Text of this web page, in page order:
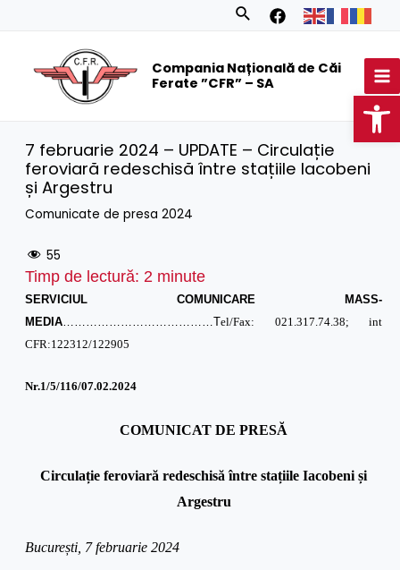
Search
Compania Națională de Căi
Ferate ”CFR” – SA
7 februarie 2024 – UPDATE – Circulație
feroviară redeschisă între stațiile Iacobeni
și Argestru
Comunicate de presa 2024
55
Timp de lectură: 2 minute
SERVICIUL COMUNICARE MASS-
MEDIA…………………………………Tel/Fax: 021.317.74.38; int
CFR:122312/122905
Nr.1/5/116/07.02.2024
COMUNICAT DE PRESĂ
Circulație feroviară redeschisă între stațiile Iacobeni și
Argestru
București, 7 februarie 2024